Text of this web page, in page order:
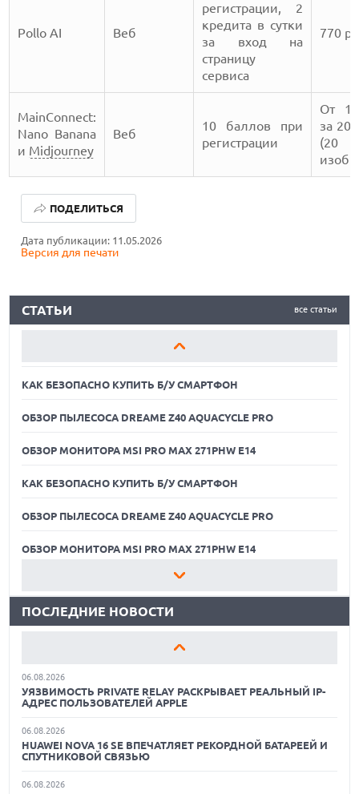
Pollo AI Веб
регистрации, 2
кредита в сутки
за вход на
страницу
сервиса
770
MainConnect:
Nano Banana
и Midjourney
Веб
10 баллов при
регистрации
От
за
(20
Дата публикации: 11.05.2026
Версия для печати
ПОДЕЛИТЬСЯ
все статьи
СТАТЬИ
ОБЗОР ПЫЛЕСОСА DREAME Z40 AQUACYCLE PRO
ОБЗОР МОНИТОРА MSI PRO MAX 271PHW E14
ОБЗОР МОНИТОРА MSI PRO MAX 271PHW E14
КАК БЕЗОПАСНО КУПИТЬ Б/У СМАРТФОН
ОБЗОР ПЫЛЕСОСА DREAME Z40 AQUACYCLE PRO
ОБЗОР МОНИТОРА MSI PRO MAX 271PHW E14
КАК БЕЗОПАСНО КУПИТЬ Б/У СМАРТФОН
ОБЗОР ПЫЛЕСОСА DREAME Z40 AQUACYCLE PRO
ОБЗОР МОНИТОРА MSI PRO MAX 271PHW E14
КАК БЕЗОПАСНО КУПИТЬ Б/У СМАРТФОН
ОБЗОР ПЫЛЕСОСА DREAME Z40 AQUACYCLE PRO
ОБЗОР МОНИТОРА MSI PRO MAX 271PHW E14
КАК БЕЗОПАСНО КУПИТЬ Б/У СМАРТФОН
ОБЗОР МОНИТОРА MSI PRO MAX 271PHW E14
ПОСЛЕДНИЕ НОВОСТИ
06.08.2026
ТОЛЩИНОЙ 4,7 ММ И 12" OLED МАТРИЦЕЙ
УБОРКИ И ЛИНЕЙКУ ТЕХНИКИ 2026 ГОДА
06.08.2026
УЯЗВИМОСТЬ PRIVATE RELAY РАСКРЫВАЕТ РЕАЛЬНЫЙ IP-
АДРЕС ПОЛЬЗОВАТЕЛЕЙ APPLE
06.08.2026
HUAWEI NOVA 16 SE ВПЕЧАТЛЯЕТ РЕКОРДНОЙ БАТАРЕЕЙ И
СПУТНИКОВОЙ СВЯЗЬЮ
06.08.2026